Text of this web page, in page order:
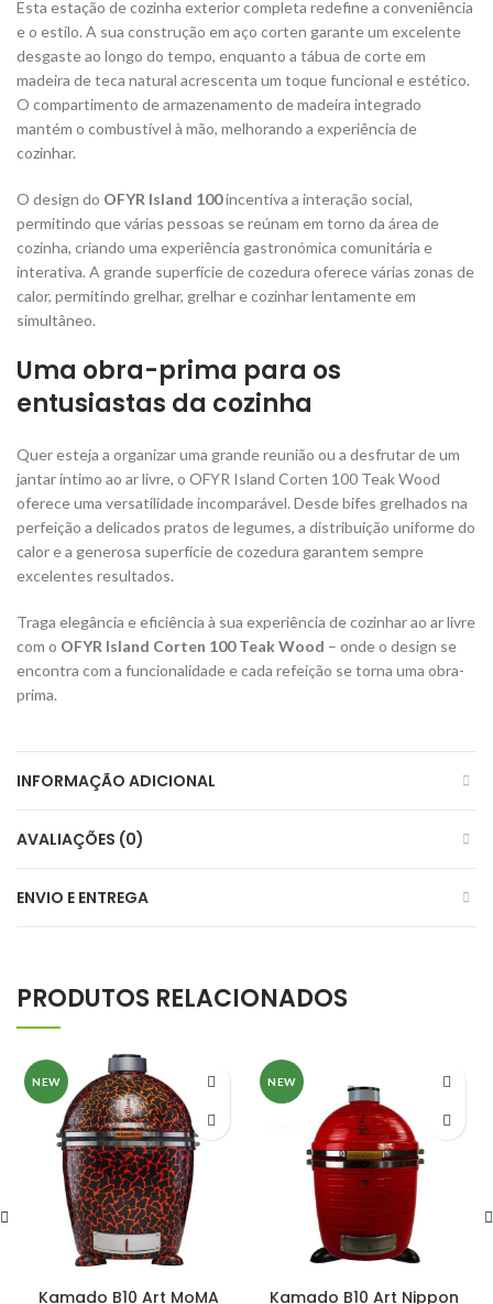
Esta estação de cozinha exterior completa redefine a conveniência
e o estilo. A sua construção em aço corten garante um excelente
desgaste ao longo do tempo, enquanto a tábua de corte em
madeira de teca natural acrescenta um toque funcional e estético.
O compartimento de armazenamento de madeira integrado
mantém o combustível à mão, melhorando a experiência de
cozinhar.
O design do OFYR Island 100incentiva a interação social,
permitindo que várias pessoas se reúnam em torno da área de
cozinha, criando uma experiência gastronómica comunitária e
interativa. A grande superfície de cozedura oferece várias zonas de
calor, permitindo grelhar, grelhar e cozinhar lentamente em
simultâneo.
Uma obra-prima para os
entusiastas da cozinha
Quer esteja a organizar uma grande reunião ou a desfrutar de um
jantar íntimo ao ar livre, o OFYR Island Corten 100 Teak Wood
oferece uma versatilidade incomparável. Desde bifes grelhados na
perfeição a delicados pratos de legumes, a distribuição uniforme do
calor e a generosa superfície de cozedura garantem sempre
excelentes resultados.
Traga elegância e eficiência à sua experiência de cozinhar ao ar livre
com o OFYR Island Corten 100 Teak Wood – onde o design se
encontra com a funcionalidade e cada refeição se torna uma obra-
prima.
INFORMAÇÃO ADICIONAL
AVALIAÇÕES (0)
ENVIO E ENTREGA
PRODUTOS RELACIONADOS
NEW
Kamado B10 Art MoMA
NEW
Kamado B10 Art Nippon